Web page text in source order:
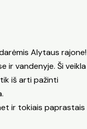
Alytaus rajone!
ir vandenyje. Ši veikla
iš arti pažinti
ir tokiais paprastais